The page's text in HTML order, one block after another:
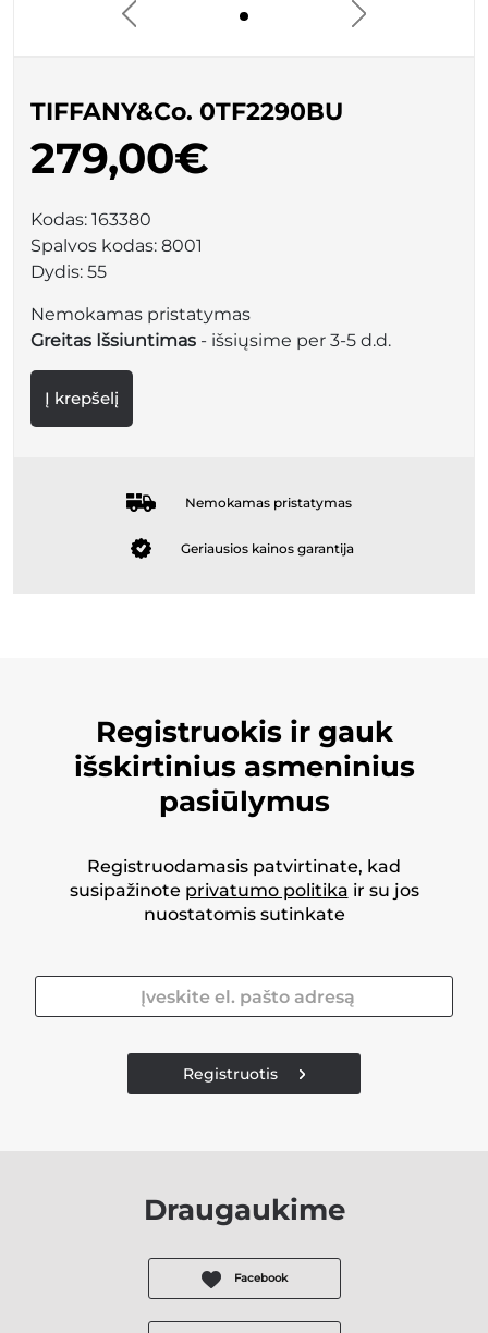
TIFFANY&Co. 0TF2290BU
279,00€
Kodas: 163380
Spalvos kodas: 8001
Dydis: 55
Nemokamas pristatymas
Greitas Išsiuntimas - išsiųsime per 3-5 d.d.
Į krepšelį
Nemokamas pristatymas
Geriausios kainos garantija
Registruokis ir gauk
išskirtinius asmeninius
pasiūlymus
Registruodamasis patvirtinate, kad
susipažinote privatumo politika ir su jos
nuostatomis sutinkate
Registruotis
Draugaukime
Facebook